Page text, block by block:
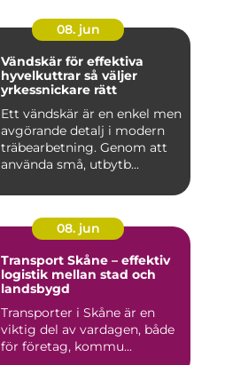
08. jun
Vändskär för effektiva
hyvelkuttrar så väljer
yrkessnickare rätt
Ett vändskär är en enkel men
avgörande detalj i modern
träbearbetning. Genom att
använda små, utbytb...
08. jun
Transport Skåne – effektiv
logistik mellan stad och
landsbygd
Transporter i Skåne är en
viktig del av vardagen, både
för företag, kommu...